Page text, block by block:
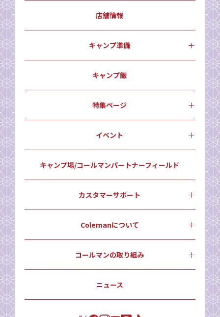
店舗情報
キャンプ準備
キャンプ飯
特集ページ
イベント
キャンプ場/コールマンパートナーフィールド
カスタマーサポート
Colemanについて
コールマンの取り組み
ニュース